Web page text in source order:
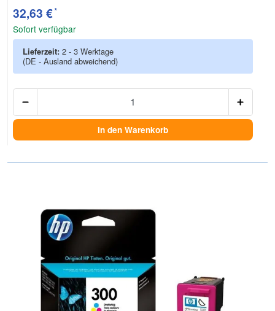
32,63 €*
Sofort verfügbar
Lieferzeit: 2 - 3 Werktage
(DE - Ausland abweichend)
In den Warenkorb